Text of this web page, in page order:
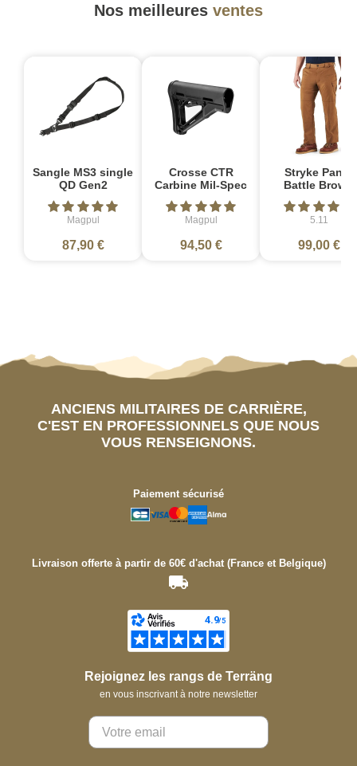
Nos meilleures ventes
Sangle MS3 single
QD Gen2
Magpul
87,90 €
Crosse CTR
Carbine Mil-Spec
Magpul
94,50 €
Stryke Pant -
Battle Brown
5.11
99,00 €
ANCIENS MILITAIRES DE CARRIÈRE,
C'EST EN PROFESSIONNELS QUE NOUS
VOUS RENSEIGNONS.
Paiement sécurisé
Livraison offerte à partir de 60€ d'achat (France et Belgique)
Rejoignez les rangs de Terräng
en vous inscrivant à notre newsletter